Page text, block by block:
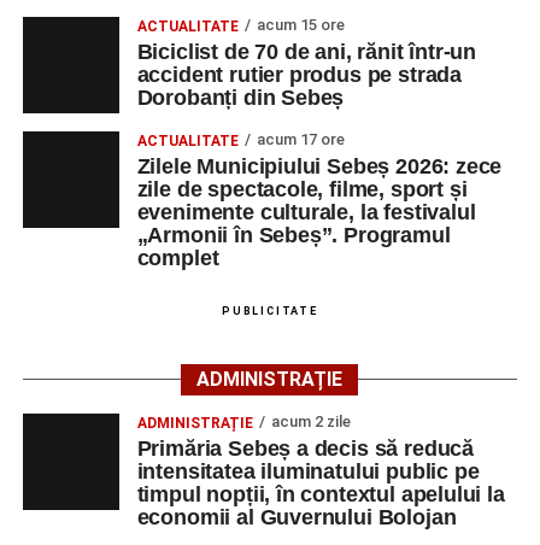
Pentru copii și tineri, festivalul propune jocuri și activități
recreative în mai multe zone ale municipiului – Răhău,
cartierul „Mihail Kogălniceanu”, Petrești și Parcul
Tineretului. Programul include spectacole pentru cei mici,
proiecții de film, petrecerea cu spumă și cea de-a treia
ediție a concursului MTB „Cicloaventurier de Sebeș”
care se va desfășura la Râpa Roșie.
Publicul adult va avea la dispoziție o serie de evenimente
artiști locali și salonul literar„Armonia artelor”
Festivalul va cuprinde și o seară dedicată tradițiilor
săsești, precum și un spectacol folcloric organizat în
memoria interpretului Felician Fărcașiu.
Printre momentele de atracție se numără spectacolul de
ACTUALITATE acum 15 ore
Biciclist de 70 de ani, rănit într-un
accident rutier produs pe strada
Dorobanți din Sebeș
ACTUALITATE acum 17 ore
Zilele Municipiului Sebeș 2026: zece
zile de spectacole, filme, sport și
evenimente culturale, la festivalul
„Armonii în Sebeș”. Programul
complet
PUBLICITATE
ADMINISTRAȚIE
ADMINISTRAȚIE acum 2 zile
Primăria Sebeș a decis să reducă
intensitatea iluminatului public pe
timpul nopții, în contextul apelului la
economii al Guvernului Bolojan